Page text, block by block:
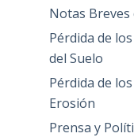
Notas Breves
Pérdida de
del Suelo
Pérdida de
Erosión
Prensa y